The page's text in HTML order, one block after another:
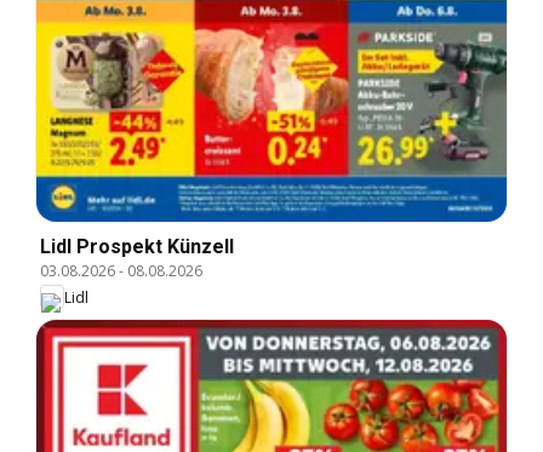
Lidl Prospekt Künzell
03.08.2026- 08.08.2026
Lidl